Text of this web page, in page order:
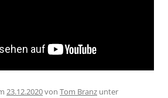
23.12.2020von Tom Branz unter